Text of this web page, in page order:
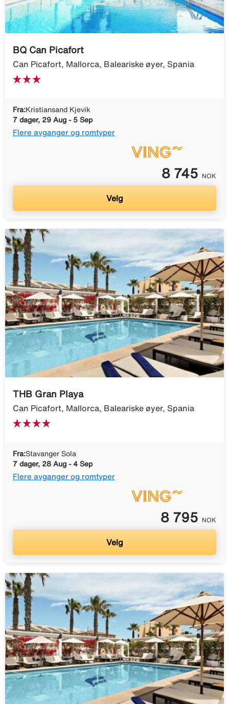
BQ Can Picafort
Can Picafort, Mallorca, Baleariske øyer, Spania
Fra:Kristiansand Kjevik
7 dager, 29 Aug - 5 Sep
Flere avganger og romtyper
8 745 NOK
Velg
THB Gran Playa
Can Picafort, Mallorca, Baleariske øyer, Spania
Fra:Stavanger Sola
7 dager, 28 Aug - 4 Sep
Flere avganger og romtyper
8 795 NOK
Velg